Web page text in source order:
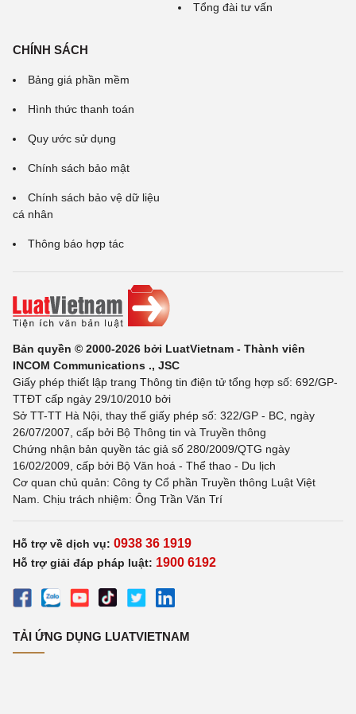
Tổng đài tư vấn
CHÍNH SÁCH
Bảng giá phần mềm
Hình thức thanh toán
Quy ước sử dụng
Chính sách bảo mật
Chính sách bảo vệ dữ liệu
cá nhân
Thông báo hợp tác
Bản quyền © 2000-2026 bởi LuatVietnam - Thành viên
INCOM Communications ., JSC
Giấy phép thiết lập trang Thông tin điện tử tổng hợp số: 692/GP-
TTĐT cấp ngày 29/10/2010 bởi
Sở TT-TT Hà Nội, thay thế giấy phép số: 322/GP - BC, ngày
26/07/2007, cấp bởi Bộ Thông tin và Truyền thông
Chứng nhận bản quyền tác giả số 280/2009/QTG ngày
16/02/2009, cấp bởi Bộ Văn hoá - Thể thao - Du lịch
Cơ quan chủ quản: Công ty Cổ phần Truyền thông Luật Việt
Nam. Chịu trách nhiệm: Ông Trần Văn Trí
Hỗ trợ về dịch vụ: 0938 36 1919
Hỗ trợ giải đáp pháp luật: 1900 6192
TẢI ỨNG DỤNG LUATVIETNAM